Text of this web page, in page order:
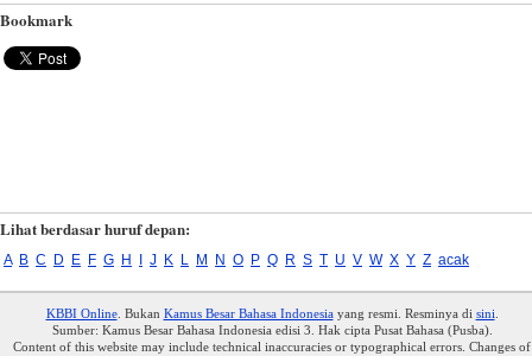
Bookmark
Lihat berdasar huruf depan:
A B C D E F G H J K L M N O P Q R S T U V W X Y Z acak
KBBI Online. Bukan Kamus Besar Bahasa Indonesiayang resmi. Resminya di sini
Sumber: Kamus Besar Bahasa Indonesia edisi 3. Hak cipta Pusat Bahasa (Pusba).
Content of this website may include technical inaccuracies or typographical errors. Changes of